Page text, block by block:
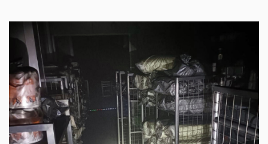
勞動部也決定，從5月中開始對國內食品廠進行全面
性的檢查。